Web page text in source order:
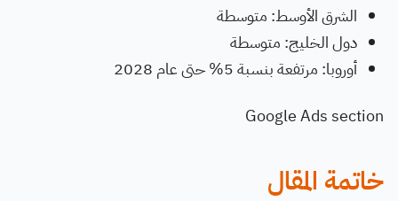
الشرق الأوسط: متوسطة
دول الخليج: متوسطة
أوروبا: مرتفعة بنسبة 5% حتى عام 2028
Google Ads section
خاتمة المقال